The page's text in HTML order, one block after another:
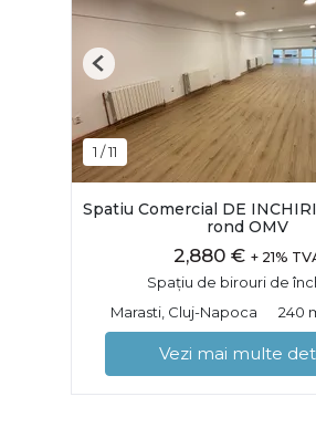
1 /11
Previous
Spatiu Comercial DE
rond OMV
2,880 € + 21%
Spațiu de birouri de
Marasti, Cluj-Napoca
240
Vezi mai multe